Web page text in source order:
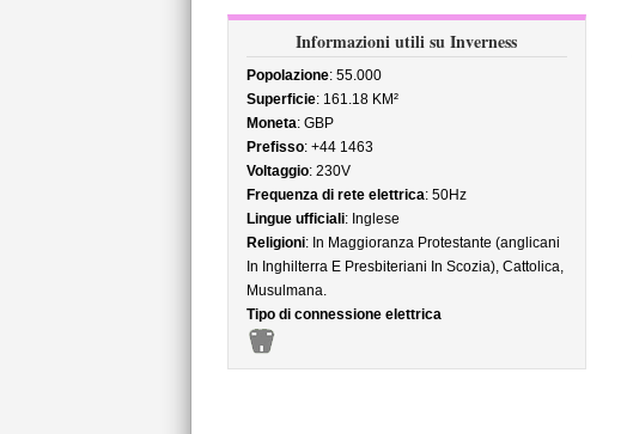
Informazioni utili su Inverness
Popolazione: 55.000
Superficie: 161.18 KM²
Moneta: GBP
Prefisso: +44 1463
Voltaggio: 230V
Frequenza di rete elettrica: 50Hz
Lingue ufficiali: Inglese
Religioni: In Maggioranza Protestante (anglicani
In Inghilterra E Presbiteriani In Scozia), Cattolica,
Musulmana.
Tipo di connessione elettrica